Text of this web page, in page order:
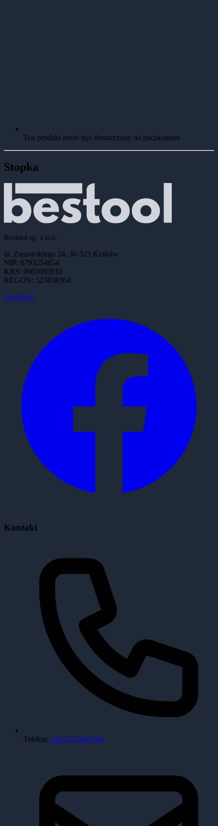
Ten produkt może być dostarczony do paczkomatu
Stopka
Bestool sp. z o.o.
ul. Zamoyskiego 24, 30-523 Kraków
NIP: 6793254654
KRS: 0001005910
REGON: 523838304
Facebook
Kontakt
Telefon: +48 572 300 848